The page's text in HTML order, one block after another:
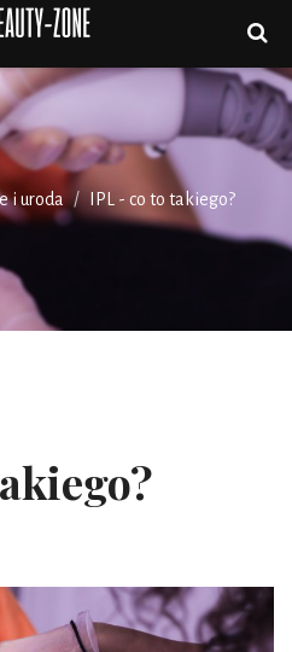
i uroda IPL - co to takiego?